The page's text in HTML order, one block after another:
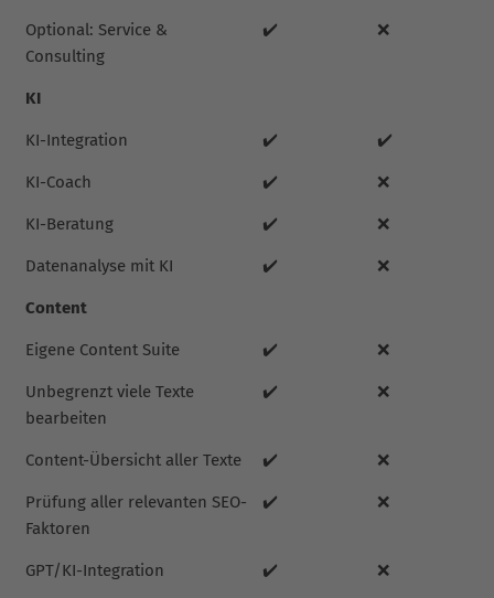
Optional: Service &
Consulting
✔️ ❌
KI
KI-Integration ✔️ ✔️
KI-Coach ✔️ ❌
KI-Beratung ✔️ ❌
Datenanalyse mit KI ✔️ ❌
Content
Eigene Content Suite ✔️ ❌
Unbegrenzt viele Texte
bearbeiten
✔️ ❌
Content-Übersicht aller Texte ✔️ ❌
Prüfung aller relevanten SEO-
Faktoren
✔️ ❌
GPT/KI-Integration ✔️ ❌